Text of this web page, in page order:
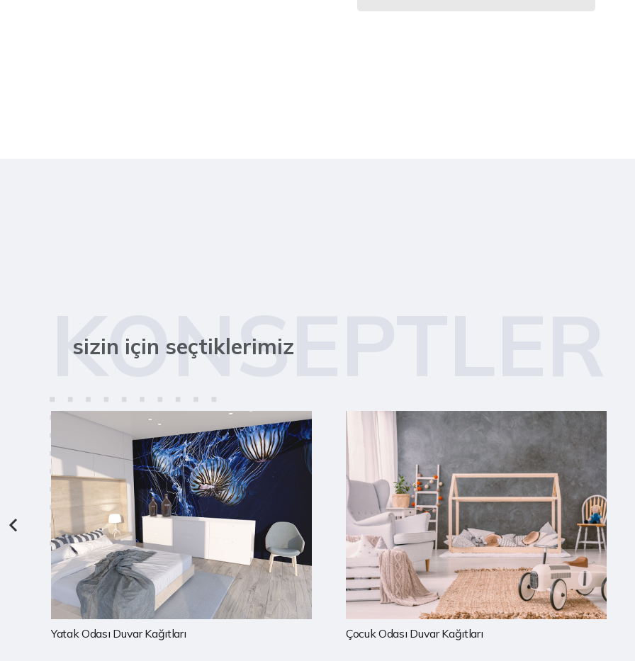
KONSEPTLER
sizin için seçtiklerimiz
Çocuk Odası Duvar Kağıtları Mutfak Duvar Kağıtları